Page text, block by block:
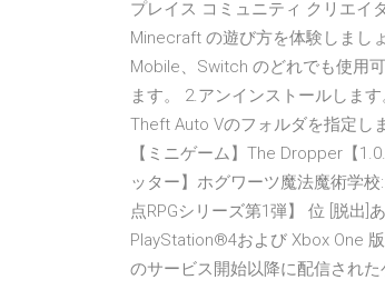
プレイス コミュニティ クリエイ
Minecraft の遊び方を体験しまし
Mobile、Switch のどれでも使用
ます。 2.アンインストールしま
Theft Auto Vのフォルダを指定し
【ミニゲーム】The Dropper【
ッター】ホグワーツ魔法魔術学
点RPGシリーズ第1弾】 位 [脱出]
PlayStation®4および Xbox One
のサービ­ス開始以降に配信され